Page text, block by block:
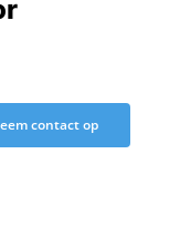
contact op